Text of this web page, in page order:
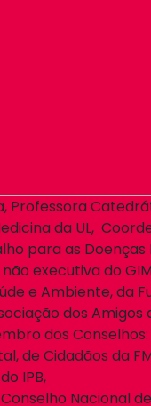
Professora
da UL,
para as Doenças
executiva do
e Ambiente, da
dos Amigos
dos
de Cidadãos da
IPB,
Nacional